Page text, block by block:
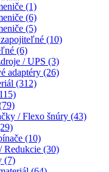
(1)
(6)
(5)
(10)
(6)
/ UPS (3)
adaptéry (26)
(312)
/ Flexo šnúry (43)
(10)
Redukcie (30)
(7)